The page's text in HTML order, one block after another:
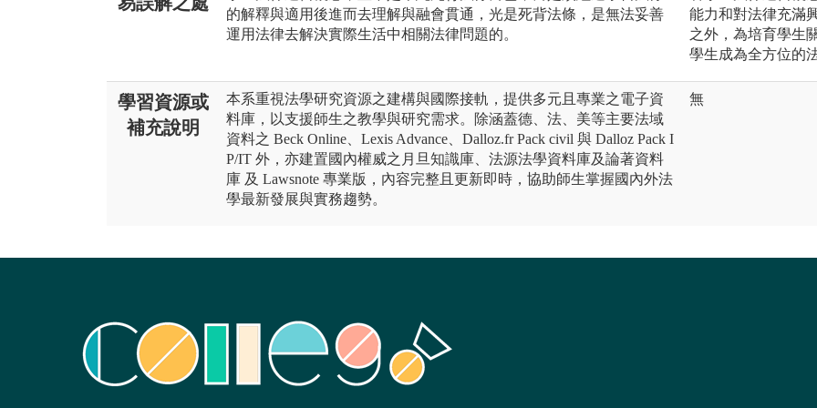
的解釋與適用後進而去理解與融會貫通，光是死背法條，是無法妥善
運用法律去解決實際生活中相關法律問題的。
能力和對法律充滿
之外，為培育學生
學生成為全方位的
學習資源或
補充說明
本系重視法學研究資源之建構與國際接軌，提供多元且專業之電子資
料庫，以支援師生之教學與研究需求。除涵蓋德、法、美等主要法域
資料之 Beck Online、Lexis Advance、Dalloz.fr Pack civil 與 Dalloz Pack I
P/IT 外，亦建置國內權威之月旦知識庫、法源法學資料庫及論著資料
庫 及 Lawsnote 專業版，內容完整且更新即時，協助師生掌握國內外法
學最新發展與實務趨勢。
無